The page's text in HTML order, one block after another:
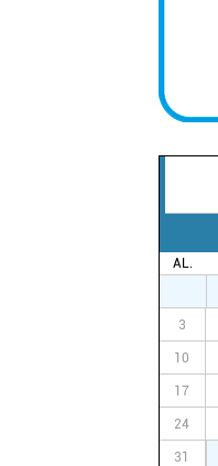
AL.
3
10
17
24
31